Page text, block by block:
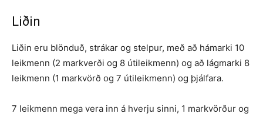
Liðin
Liðin eru blönduð, strákar og stelpur, með að hámarki 10
leikmenn (2 markverði og 8 útileikmenn) og að lágmarki 8
leikmenn (1 markvörð og 7 útileikmenn) og þjálfara.
7 leikmenn mega vera inn á hverju sinni, 1 markvörður og